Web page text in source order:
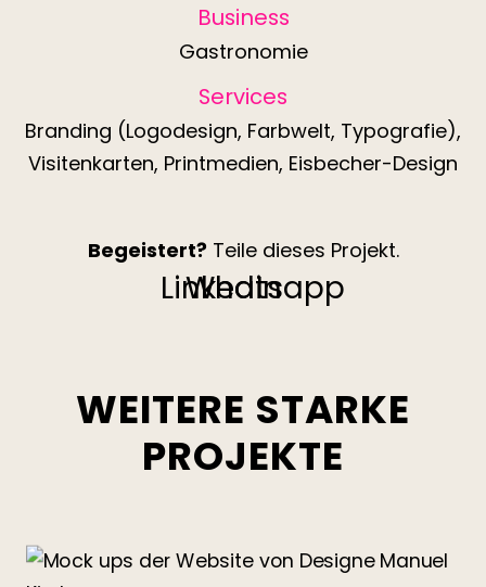
Business
Gastronomie
Services
Branding (Logodesign, Farbwelt, Typografie),
Visitenkarten, Printmedien, Eisbecher-Design
Begeistert? Teile dieses Projekt.
Linkedin
Whatsapp
WEITERE STARKE
PROJEKTE